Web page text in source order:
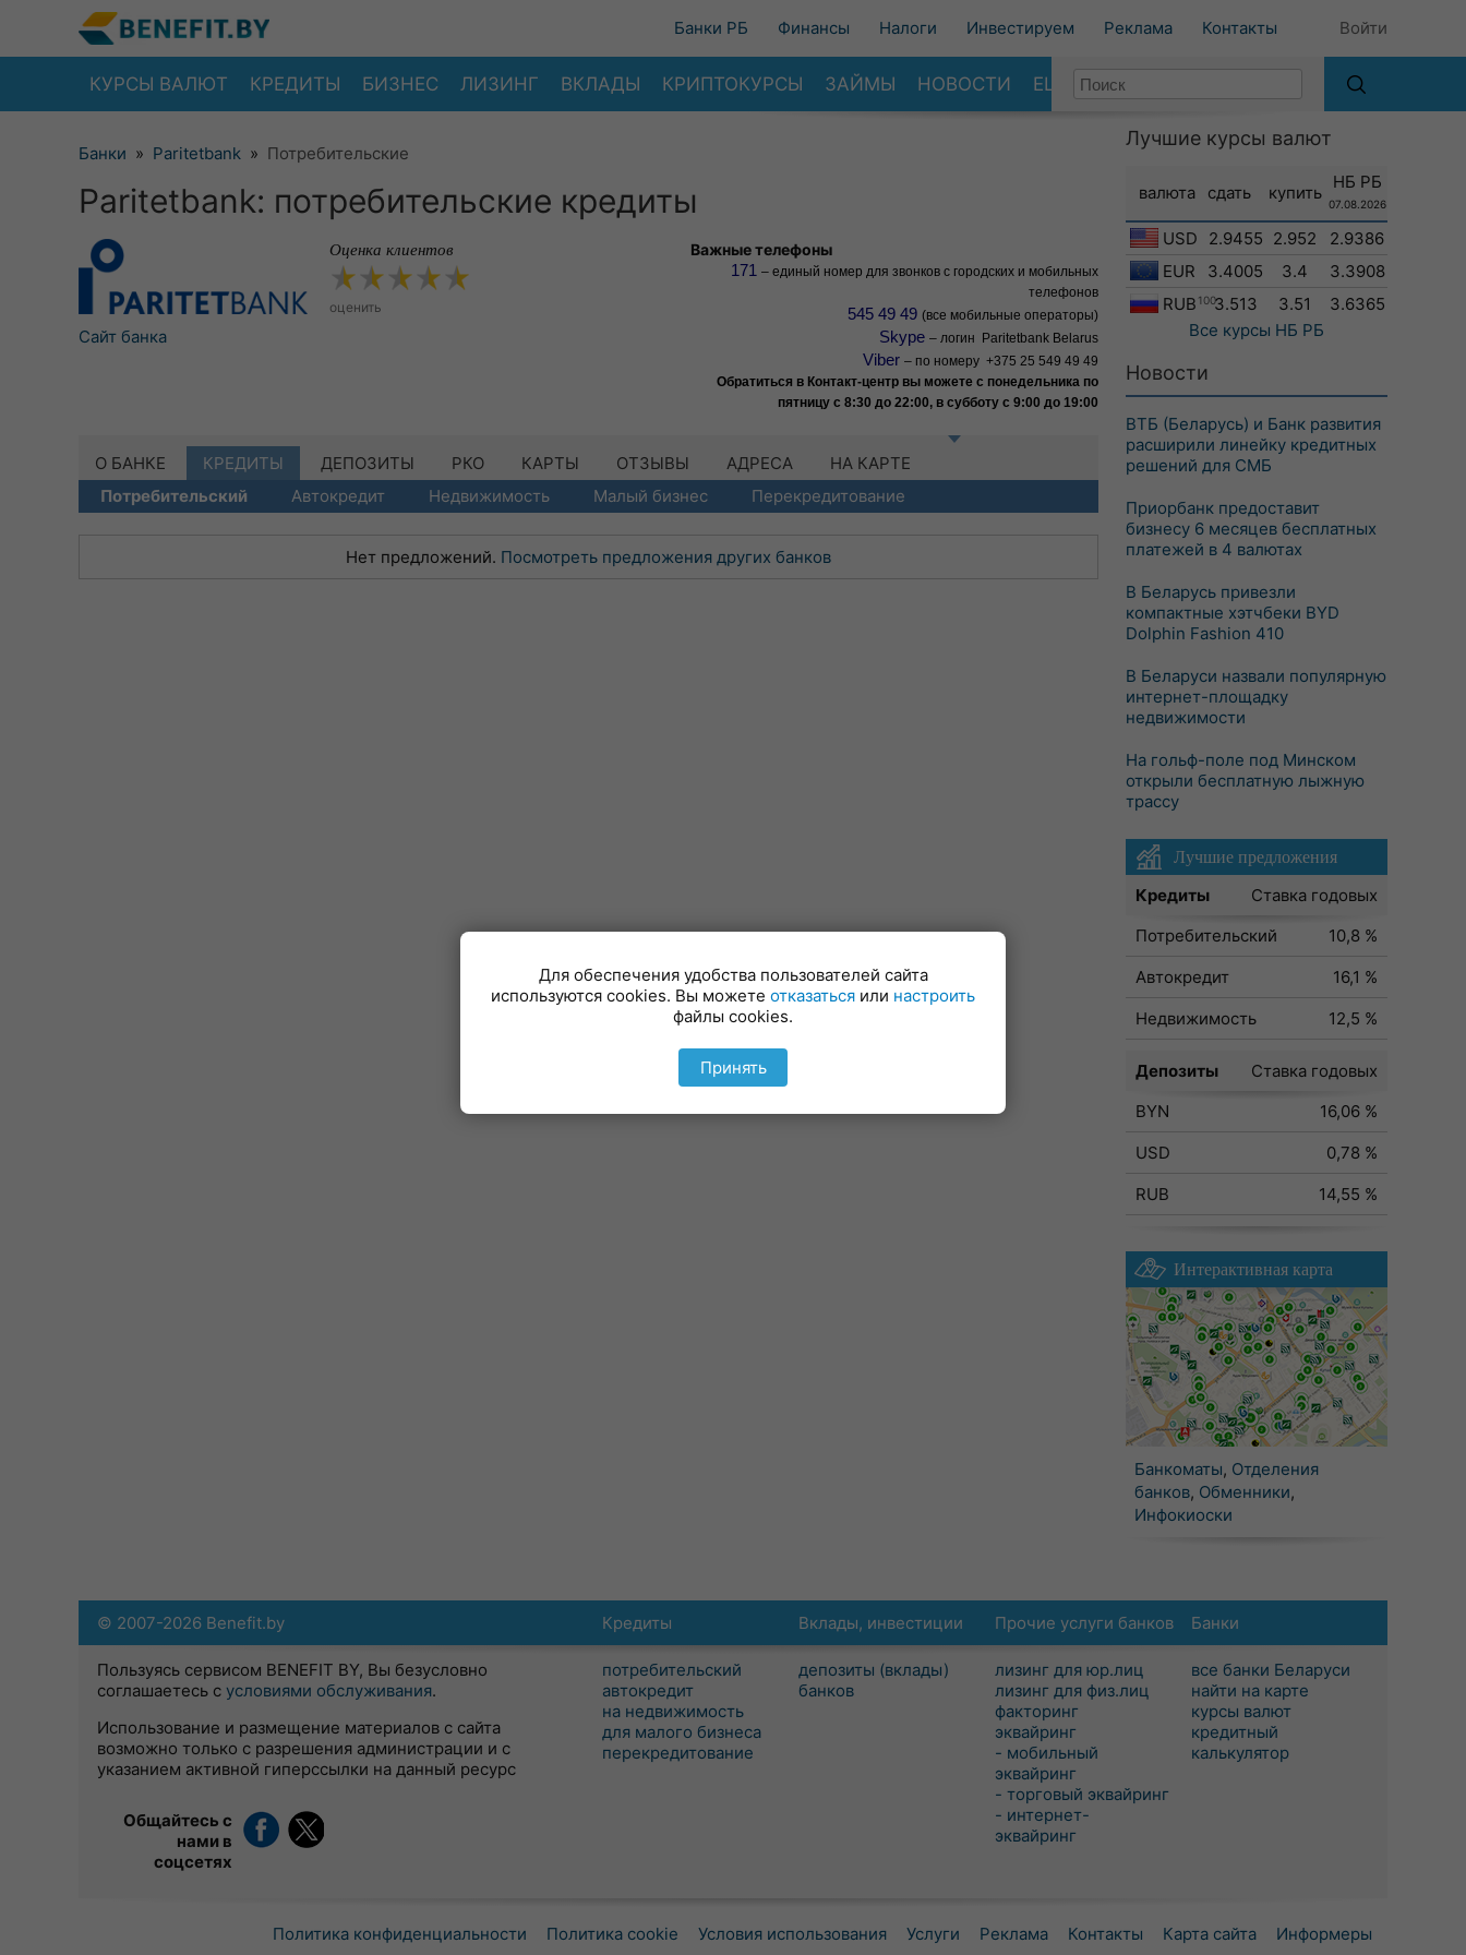
Банки РБ Финансы Налоги Инвестируем Реклама Контакты Войти
КУРСЫ ВАЛЮТ КРЕДИТЫ БИЗНЕС ЛИЗИНГ ВКЛАДЫ КРИПТОКУРСЫ ЗАЙМЫ НОВОСТИ ЕЩЕ
Банки » Paritetbank » Потребительские
Paritetbank: потребительские кредиты
Сайт банка
Оценка клиентов
оценить
Важные телефоны
171 – единый номер для звонков с городских и мобильных
телефонов
545 49 49 (все мобильные операторы)
Skype – логин Paritetbank Belarus
Viber – по номеру +375 25 549 49 49
Обратиться в Контакт-центр вы можете с понедельника по
пятницу с 8:30 до 22:00, в субботу с 9:00 до 19:00
О БАНКЕ КРЕДИТЫ ДЕПОЗИТЫ РКО КАРТЫ ОТЗЫВЫ АДРЕСА
НА КАРТЕ
Потребительский
Автокредит Недвижимость Малый бизнес Перекредитование
Нет предложений. Посмотреть предложения других банков
Лучшие курсы валют
валюта сдать купить
НБ РБ
07.08.2026
USD 2.9455 2.952
2.9386
EUR
3.4005 3.4
3.3908
RUB 1003.513 3.51
3.6365
Все курсы НБ РБ
Новости
ВТБ (Беларусь) и Банк развития
расширили линейку кредитных
решений для СМБ
Приорбанк предоставит
бизнесу 6 месяцев бесплатных
платежей в 4 валютах
В Беларусь привезли
компактные хэтчбеки BYD
Dolphin Fashion 410
В Беларуси назвали популярную
интернет-площадку
недвижимости
На гольф-поле под Минском
открыли бесплатную лыжную
трассу
Лучшие предложения
Кредиты
Ставка годовых
Потребительский
10,8 %
Автокредит
16,1 %
Недвижимость
12,5 %
Депозиты
Ставка годовых
BYN
16,06 %
USD
0,78 %
RUB
14,55 %
Интерактивная карта
Банкоматы, Отделения
банков, Обменники,
Инфокиоски
Кредиты
потребительский
автокредит
на недвижимость
для малого бизнеса
перекредитование
Вклады, инвестиции
депозиты (вклады)
банков
Прочие услуги банков
лизинг для юр.лиц
лизинг для физ.лиц
факторинг
эквайринг
- мобильный
эквайринг
- торговый эквайринг
- интернет-
эквайринг
Банки
все банки Беларуси
найти на карте
курсы валют
кредитный
калькулятор
© 2007-2026 Benefit.by
Пользуясь сервисом BENEFIT BY, Вы безусловно
соглашаетесь с условиями обслуживания.
Использование и размещение материалов с сайта
возможно только с разрешения администрации и с
указанием активной гиперссылки на данный ресурс
Общайтесь с
нами в
соцсетях
Политика конфиденциальности Политика cookie Условия использования Услуги Реклама Контакты Карта сайта Информеры
Для обеспечения удобства пользователей сайта
используются cookies. Вы можете отказаться или настроить
файлы cookies.
Принять